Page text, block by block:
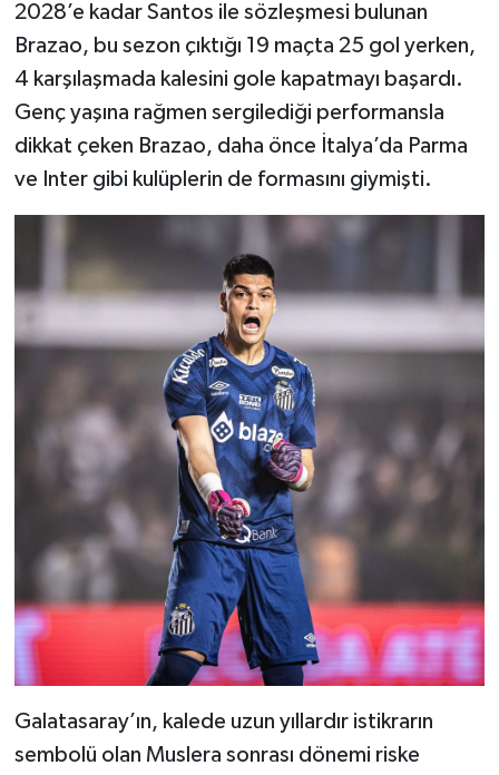
2028’e kadar Santos ile sözleşmesi bulunan
Brazao, bu sezon çıktığı 19 maçta 25 gol yerken,
4 karşılaşmada kalesini gole kapatmayı başardı.
Genç yaşına rağmen sergilediği performansla
dikkat çeken Brazao, daha önce İtalya’da Parma
ve Inter gibi kulüplerin de formasını giymişti.
Galatasaray’ın, kalede uzun yıllardır istikrarın
sembolü olan Muslera sonrası dönemi riske